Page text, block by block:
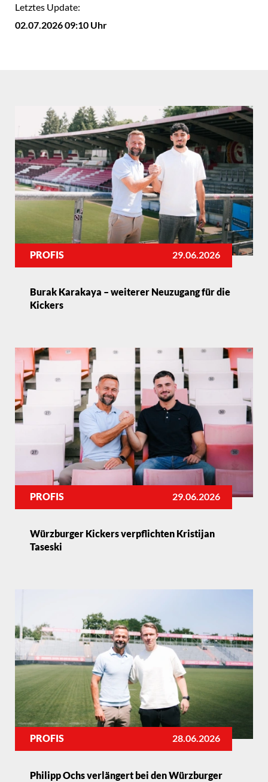
Letztes Update:
02.07.2026 09:10 Uhr
Burak Karakaya – weiterer Neuzugang für die
Kickers
PROFIS 29.06.2026
Würzburger Kickers verpflichten Kristijan
Taseski
PROFIS 29.06.2026
Philipp Ochs verlängert bei den Würzburger
PROFIS 28.06.2026